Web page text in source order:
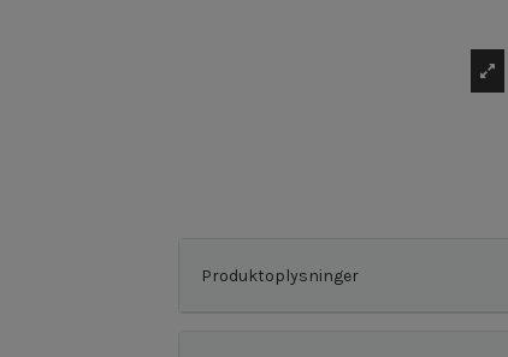
Produktoplysninger